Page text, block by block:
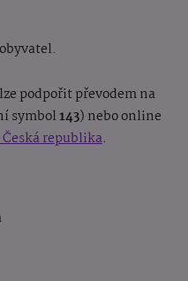
lze podpořit převodem na
symbol 143) nebo online
republika.